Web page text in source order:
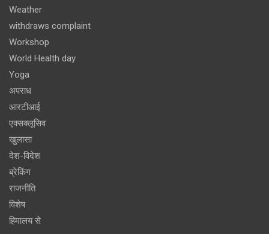
Weather
withdraws complaint
Workshop
World Health day
Yoga
अपराध
आरटीआई
एक्सक्लूसिव
खुलासा
देश-विदेश
ब्रेकिंग
राजनीति
विशेष
हिमालय से